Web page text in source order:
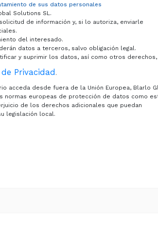
de sus datos personales
Solutions SL.
de información y, si lo autoriza, enviarle
del interesado.
datos a terceros, salvo obligación legal.
y suprimir los datos, así como otros
Privacidad .
acceda desde fuera de la Unión Europea, Blarlo
normas europeas de protección de datos como
de los derechos adicionales que puedan
legislación local.